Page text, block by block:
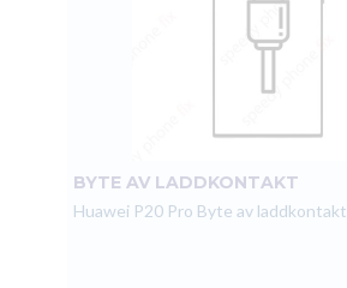
BYTE AV LADDKONTAKT
Huawei P20 Pro Byte av laddkontakt